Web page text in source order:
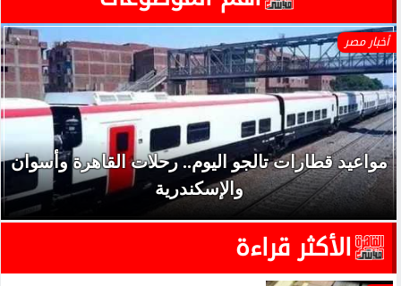
أخبار مصر
مواعيد قطارات تالجو اليوم.. رحلات القاهرة وأسوان
والإسكندرية
الأكثر قراءة